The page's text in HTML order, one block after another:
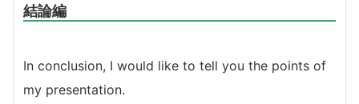
結論編
In conclusion, I would like to tell you the points of
my presentation.